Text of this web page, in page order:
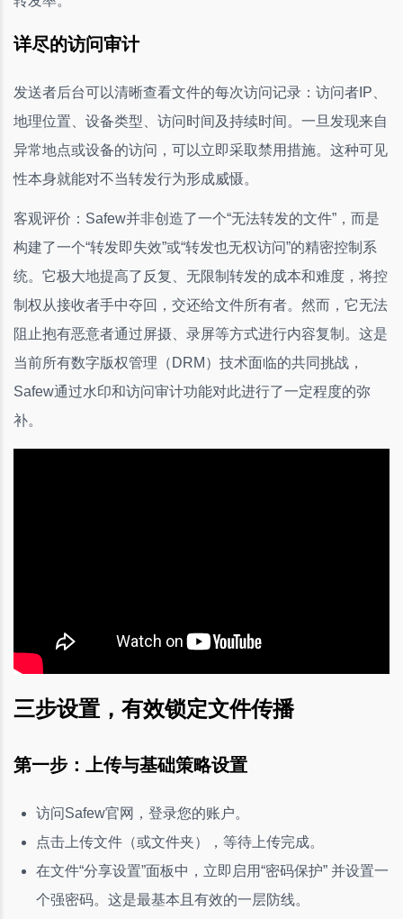
详尽的访问审计
发送者后台可以清晰查看文件的每次访问记录：访问者IP、
地理位置、设备类型、访问时间及持续时间。一旦发现来自
异常地点或设备的访问，可以立即采取禁用措施。这种可见
性本身就能对不当转发行为形成威慑。
客观评价：Safew并非创造了一个“无法转发的文件”，而是
构建了一个“转发即失效”或“转发也无权访问”的精密控制系
统。它极大地提高了反复、无限制转发的成本和难度，将控
制权从接收者手中夺回，交还给文件所有者。然而，它无法
阻止抱有恶意者通过屏摄、录屏等方式进行内容复制。这是
当前所有数字版权管理（DRM）技术面临的共同挑战，
Safew通过水印和访问审计功能对此进行了一定程度的弥
补。
三步设置，有效锁定文件传播
第一步：上传与基础策略设置
访问Safew官网，登录您的账户。
点击上传文件（或文件夹），等待上传完成。
在文件“分享设置”面板中，立即启用“密码保护” 并设置一
个强密码。这是最基本且有效的一层防线。